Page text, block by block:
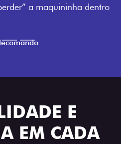
E
EM CADA